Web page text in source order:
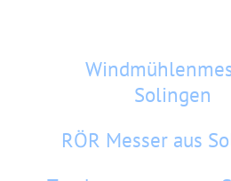
Solingen
RÖR Messer aus